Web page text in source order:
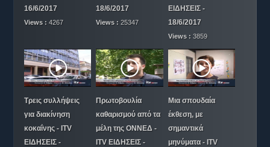
16/6/2017
Views : 4267
18/6/2017
Views :25347
ΕΙΔΗΣΕΙΣ -
18/6/2017
Views : 3859
Τρεις συλλήψεις
για διακίνηση
κοκαΐνης - ITV
ΕΙΔΗΣΕΙΣ -
Πρωτοβουλία
καθαρισμού από τα
μέλη της ΟΝΝΕΔ -
ITV ΕΙΔΗΣΕΙΣ -
Μια σπουδαία
έκθεση, με
σημαντικά
μηνύματα - ITV